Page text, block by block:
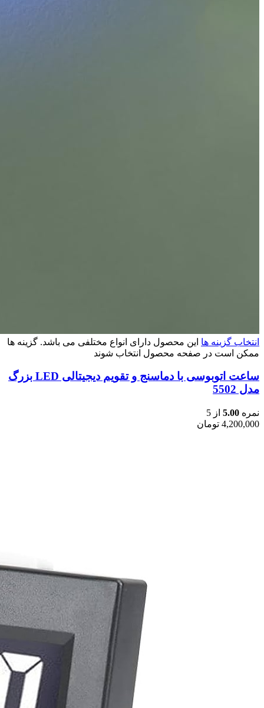
انتخاب گزینه ها این محصول دارای انواع مختلفی می باشد. گزینه ها
ممکن است در صفحه محصول انتخاب شوند
ساعت اتوبوسی با دماسنج و تقویم دیجیتالی LED بزرگ
مدل 5502
نمره 5.00 از 5
4,200,000 تومان